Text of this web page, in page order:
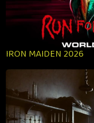
rumo — agora,
conduzir o que ele
mais poderosas do
IRON MAIDEN 2026